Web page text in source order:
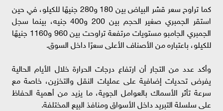
كما تراوح سعر قشر البياض بين 180 و280 جنيهًا للكيلو، في حين
استقر الجمبري صغير الحجم بين 200 و400 جنيه، بينما سجل
الجمبري الجامبو مستويات مرتفعة تراوحت بين 960 و1160 جنيهًا
للكيلو، باعتباره من الأصناف الأعلى سعرًا داخل السوق.
وأكد عدد من التجار أن ارتفاع درجات الحرارة خلال الأيام الحالية
يفرض تحديات إضافية على عمليات النقل والتخزين، خاصة مع
سرعة تأثر الأسماك بالعوامل الجوية، ما يزيد من أهمية الحفاظ
على سلسلة التبريد داخل الأسواق ومنافذ البيع المختلفة.